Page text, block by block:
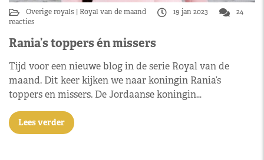
Overige royals Royal van de maand 19 jan 2023
24
reacties
Rania’s toppers én missers
Tijd voor een nieuwe blog in de serie Royal van de
maand. Dit keer kijken we naar koningin Rania’s
toppers en missers. De Jordaanse koningin…
Lees verder